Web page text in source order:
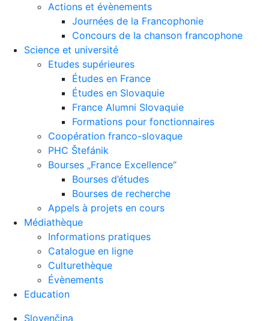
Actions et évènements
Journées de la Francophonie
Concours de la chanson francophone
Science et université
Etudes supérieures
Études en France
Études en Slovaquie
France Alumni Slovaquie
Formations pour fonctionnaires
Coopération franco-slovaque
PHC Štefánik
Bourses „France Excellence“
Bourses d’études
Bourses de recherche
Appels à projets en cours
Médiathèque
Informations pratiques
Catalogue en ligne
Culturethèque
Évènements
Education
Slovenčina